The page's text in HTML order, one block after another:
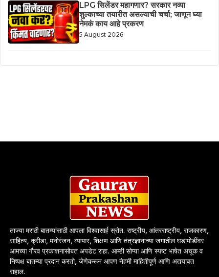
LPG सिलेंडर महागणार? सरकार नव्या
शुल्काच्या तयारीत असल्याची चर्चा; जाणून घ्या
नेमकं काय आहे प्रकरण
5 August 2026
ताज्या मराठी बातम्यांसाठी आपला विश्वासार्ह स्रोत. राष्ट्रीय, आंतरराष्ट्रीय, राजकारण,
साहित्य, क्रीडा, मनोरंजन, व्यापार, शिक्षण आणि तंत्रज्ञानाच्या जगातील घडामोडींवर
आमच्या गौरव प्रकाशनासोबत अपडेट राहा. आम्ही सोप्या आणि स्पष्ट भाषेत अचूक व
निष्पक्ष बातम्या प्रदान करतो, जेणेकरून आपण नेहमी माहितीपूर्ण आणि अद्ययावत
राहाल.